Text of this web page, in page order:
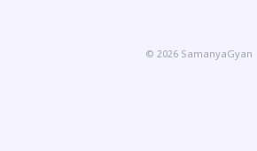
© 2026 SamanyaGyan